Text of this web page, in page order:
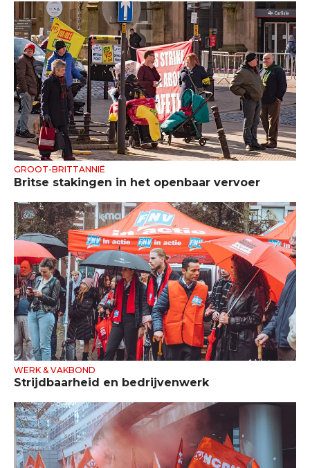
GROOT-BRITTANNIË
Britse stakingen in het openbaar vervoer
WERK & VAKBOND
Strijdbaarheid en bedrijvenwerk